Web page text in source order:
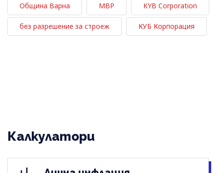
Община Варна МВР KYB Corporation
без разрешение за строеж КУБ Корпорация
Калкулатори